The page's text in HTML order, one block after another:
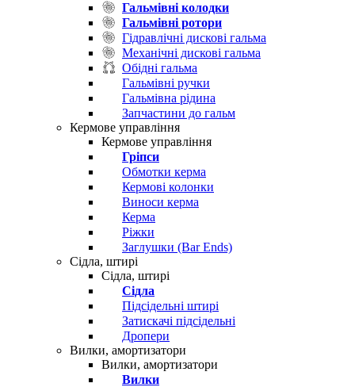
Гальмівні колодки
Гальмівні ротори
Гідравлічні дискові гальма
Механічні дискові гальма
Обідні гальма
Гальмівні ручки
Гальмівна рідина
Запчастини до гальм
Кермове управління
Кермове управління
Гріпси
Обмотки керма
Кермові колонки
Виноси керма
Керма
Ріжки
Заглушки (Bar Ends)
Сідла, штирі
Сідла, штирі
Сідла
Підсідельні штирі
Затискачі підсідельні
Дропери
Вилки, амортизатори
Вилки, амортизатори
Вилки